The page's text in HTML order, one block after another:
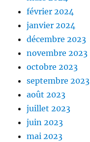
février 2024
janvier 2024
décembre 2023
novembre 2023
octobre 2023
septembre 2023
août 2023
juillet 2023
juin 2023
mai 2023